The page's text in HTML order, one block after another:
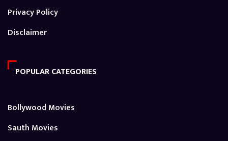
Privacy Policy
Disclaimer
POPULAR CATEGORIES
Bollywood Movies
Sauth Movies